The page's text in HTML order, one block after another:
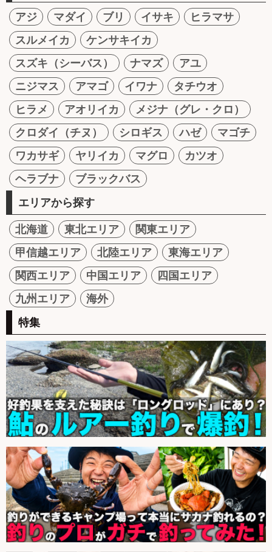
アジ マダイ ブリ イサキ
ヒラマサ
スルメイカ
ケンサキイカ
スズキ（シーバス）
ナマズ
アユ
ニジマス
アマゴ イワナ
タチウオ
ヒラメ
アオリイカ
メジナ（グレ・クロ）
クロダイ（チヌ）
シロギス ハゼ
マゴチ
ワカサギ
ヤリイカ マグロ
カツオ
ヘラブナ
ブラックバス
エリアから探す
北海道 東北エリア
関東エリア
甲信越エリア
北陸エリア
東海エリア
関西エリア
中国エリア
四国エリア
九州エリア
海外
特集